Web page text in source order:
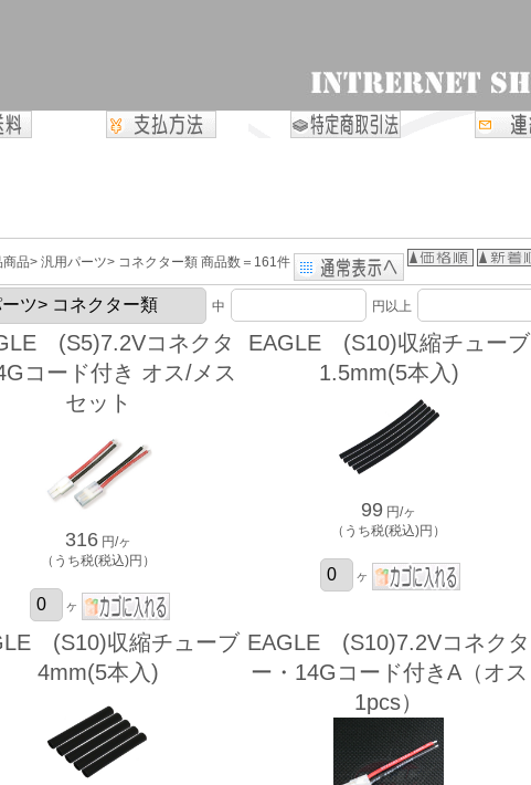
商品> 汎用パーツ> コネクター類 商品数＝161件
中 円以上
(S5)7.2Vコネクタ
コード付き オス/メス
セット
316 円/ヶ
（うち税(税込)円）
ヶ
EAGLE (S10)収縮チューブ
1.5mm(5本入)
99 円/ヶ
（うち税(税込)円）
ヶ
(S10)収縮チューブ
4mm(5本入)
EAGLE (S10)7.2Vコネクタ
ー・14Gコード付きA（オス
1pcs）